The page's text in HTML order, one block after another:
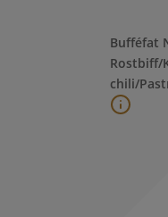
Bufféfat
Rostbiff/
chili/